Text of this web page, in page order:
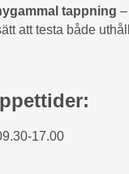
tappning
att testa både
17.00